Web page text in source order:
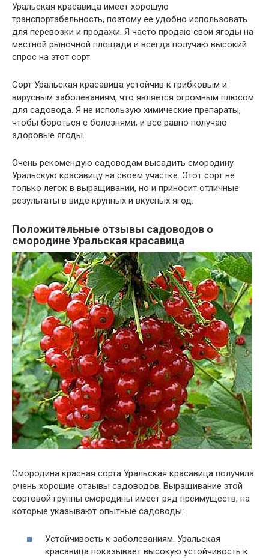
Уральская красавица имеет хорошую
транспортабельность, поэтому ее удобно использовать
для перевозки и продажи. Я часто продаю свои ягоды на
местной рыночной площади и всегда получаю высокий
спрос на этот сорт.
Сорт Уральская красавица устойчив к грибковым и
вирусным заболеваниям, что является огромным плюсом
для садовода. Я не использую химические препараты,
чтобы бороться с болезнями, и все равно получаю
здоровые ягоды.
Очень рекомендую садоводам высадить смородину
Уральскую красавицу на своем участке. Этот сорт не
только легок в выращивании, но и приносит отличные
результаты в виде крупных и вкусных ягод.
Положительные отзывы садоводов о
смородине Уральская красавица
Смородина красная сорта Уральская красавица получила
очень хорошие отзывы садоводов. Выращивание этой
сортовой группы смородины имеет ряд преимуществ, на
которые указывают опытные садоводы:
Устойчивость к заболеваниям. Уральская
красавица показывает высокую устойчивость к